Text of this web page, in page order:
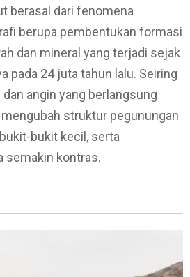
berasal dari fenomena
berupa pembentukan formasi
dan mineral yang terjadi sejak
pada 24 juta tahun lalu. Seiring
angin yang berlangsung
struktur pegunungan
bukit kecil, serta
semakin kontras.